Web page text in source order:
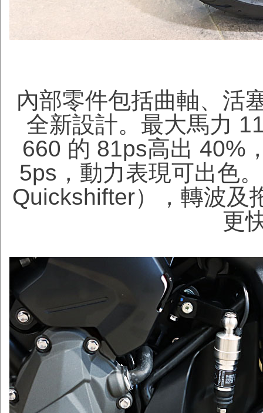
內部零件包括曲軸、活
全新設計。最大馬力
660 的 81ps高出 40%
5ps，動力表現可出色
Quickshifter），轉波及
更